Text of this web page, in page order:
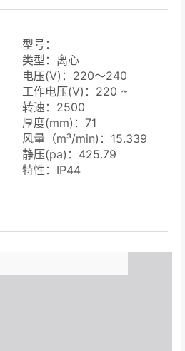
型号：
B5AA2271BBH3WAW
类型：离心
电压(V)：220～240
工作电压(V)：220 ~
240
转速：2500
厚度(mm)：71
风量（m³/min)：15.339
静压(pa)：425.79
特性：IP44